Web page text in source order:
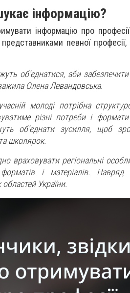
інформацію?
інформацію про
певної професії,
об’єднатися, аби
Олена Левандовська.
молоді потрібна
різні потреби і
об’єднати зусилля, щоб
школярок.
враховувати регіональні
форматів і матеріалів.
областей України.